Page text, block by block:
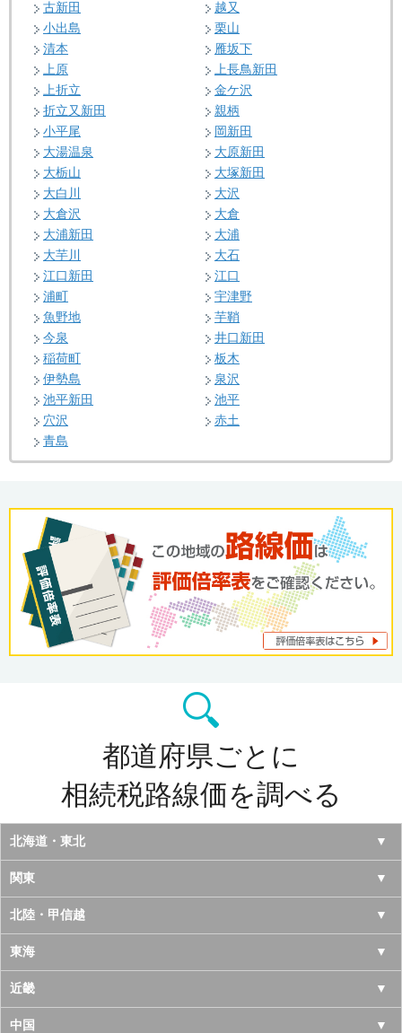
古新田
越又
小出島
栗山
清本
雁坂下
上原
上長鳥新田
上折立
金ケ沢
折立又新田
親柄
小平尾
岡新田
大湯温泉
大原新田
大栃山
大塚新田
大白川
大沢
大倉沢
大倉
大浦新田
大浦
大芋川
大石
江口新田
江口
浦町
宇津野
魚野地
芋鞘
今泉
井口新田
稲荷町
板木
伊勢島
泉沢
池平新田
池平
穴沢
赤土
青島
都道府県ごとに
相続税路線価を調べる
北海道・東北
北海道
青森県
岩手県
宮城県
秋田県
関東
東京都
神奈川県
千葉県
埼玉県
北陸・甲信越
山梨県
長野県
新潟県
東海
愛知県
岐阜県
近畿
大阪府
中国